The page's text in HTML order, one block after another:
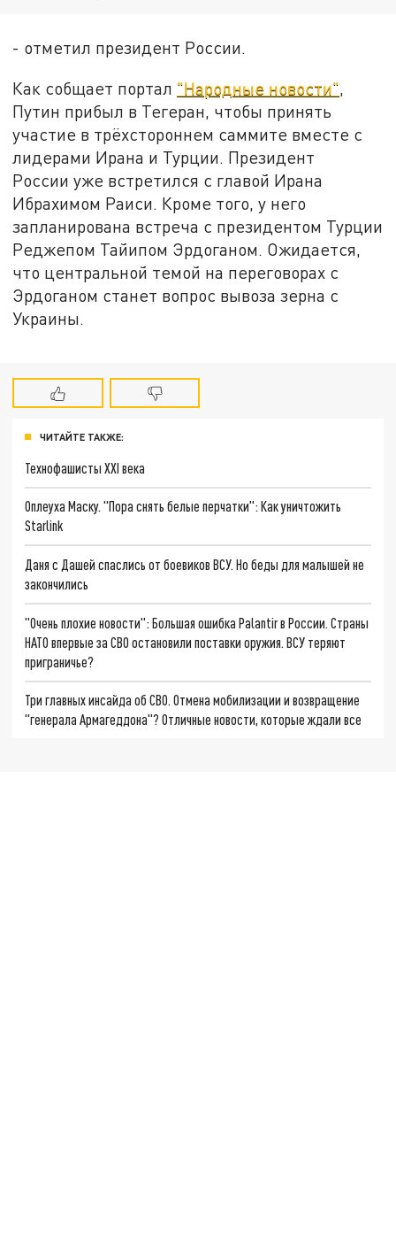
- отметил президент России.
Как собщает портал "Народные новости",
Путин прибыл в Тегеран, чтобы принять
участие в трёхстороннем саммите вместе с
лидерами Ирана и Турции. Президент
России уже встретился с главой Ирана
Ибрахимом Раиси. Кроме того, у него
запланирована встреча с президентом Турции
Реджепом Тайипом Эрдоганом. Ожидается,
что центральной темой на переговорах с
Эрдоганом станет вопрос вывоза зерна с
Украины.
ЧИТАЙТЕ ТАКЖЕ:
Технофашисты XXI века
Оплеуха Маску. "Пора снять белые перчатки": Как уничтожить
Starlink
Даня с Дашей спаслись от боевиков ВСУ. Но беды для малышей не
закончились
"Очень плохие новости": Большая ошибка Palantir в России. Страны
НАТО впервые за СВО остановили поставки оружия. ВСУ теряют
приграничье?
Три главных инсайда об СВО. Отмена мобилизации и возвращение
"генерала Армагеддона"? Отличные новости, которые ждали все